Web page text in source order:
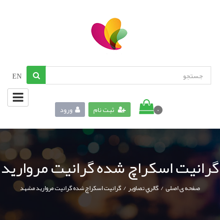
EN
ورود ثبت نام 0
گرانیت اسکراچ شده گرانیت مروارید
صفحه ی اصلی/گالري تصاوير/گرانیت اسکراچ شده گرانیت مروارید مشهد